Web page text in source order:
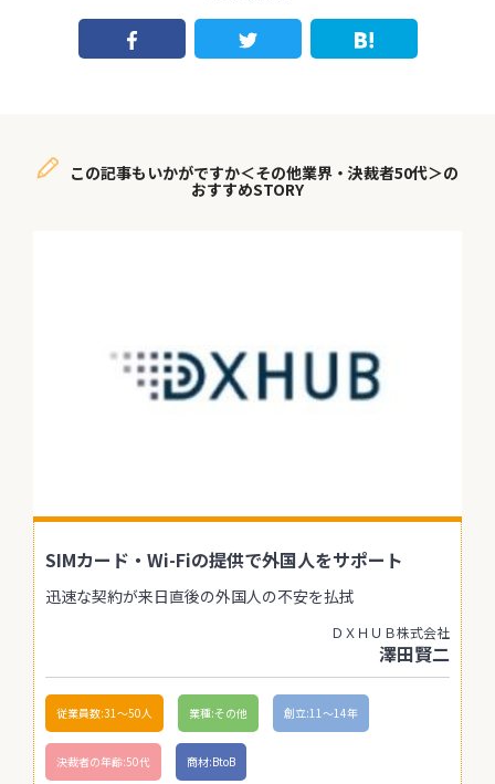
この記事もいかがですか＜その他業界・決裁者50代＞の
おすすめSTORY
SIMカード・Wi-Fiの提供で外国人をサポート
迅速な契約が来日直後の外国人の不安を払拭
ＤＸＨＵＢ株式会社
澤田賢二
従業員数:31〜50人 業種:その他 創立:11〜14年
決裁者の年齢:50代 商材:BtoB